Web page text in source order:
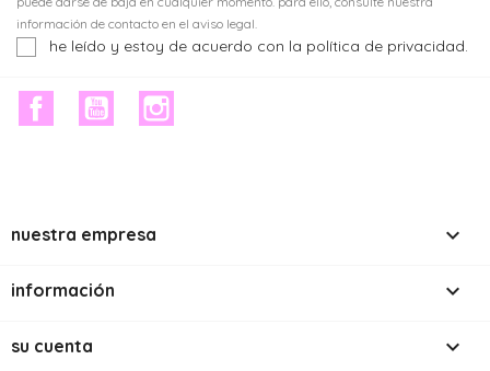
información de contacto en el aviso legal.
he leído y estoy de acuerdo con la política de privacidad.
facebookyoutube
nuestra empresa 
información 
su cuenta 